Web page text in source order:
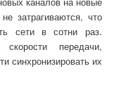
затрагиваются, что
сети в сотни раз.
передачи,
синхронизировать их